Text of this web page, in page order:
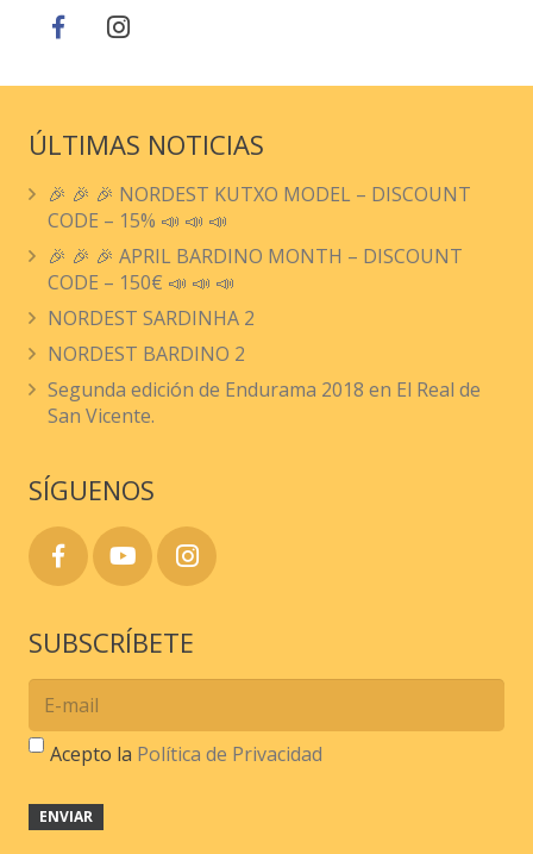
ÚLTIMAS NOTICIAS
🎉 🎉 🎉 NORDEST KUTXO MODEL – DISCOUNT
CODE – 15% 📣 📣 📣
🎉 🎉 🎉 APRIL BARDINO MONTH – DISCOUNT
CODE – 150€ 📣 📣 📣
NORDEST SARDINHA 2
NORDEST BARDINO 2
Segunda edición de Endurama 2018 en El Real de
San Vicente.
SÍGUENOS
SUBSCRÍBETE
Acepto la Política de Privacidad